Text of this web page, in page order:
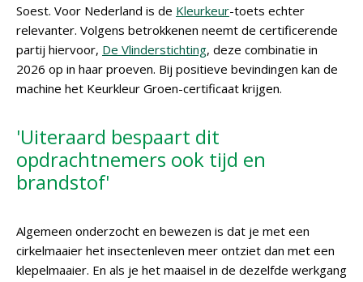
Soest. Voor Nederland is de Kleurkeur-toets echter
relevanter. Volgens betrokkenen neemt de certificerende
partij hiervoor, De Vlinderstichting, deze combinatie in
2026 op in haar proeven. Bij positieve bevindingen kan de
machine het Keurkleur Groen-certificaat krijgen.
'Uiteraard bespaart dit
opdrachtnemers ook tijd en
brandstof'
Algemeen onderzocht en bewezen is dat je met een
cirkelmaaier het insectenleven meer ontziet dan met een
klepelmaaier. En als je het maaisel in de dezelfde werkgang